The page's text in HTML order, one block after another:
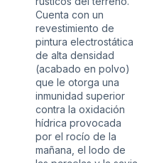
Cuenta con un
revestimiento de
pintura electrostática
de alta densidad
(acabado en polvo)
que le otorga una
inmunidad superior
contra la oxidación
hídrica provocada
por el rocío de la
mañana, el lodo de